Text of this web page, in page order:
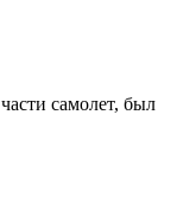
самолет, был